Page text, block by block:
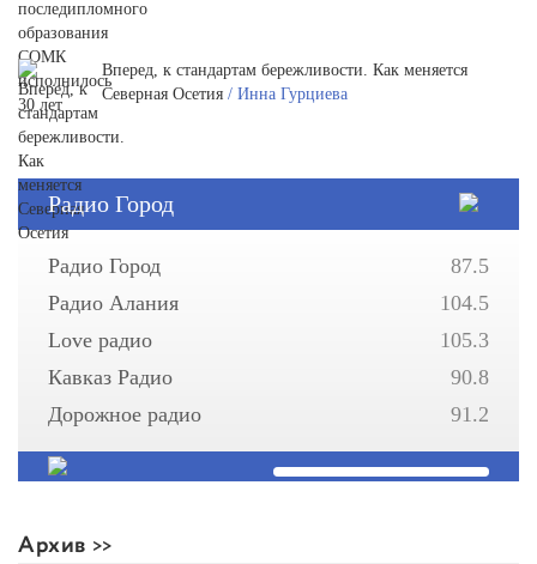
Вперед, к стандартам бережливости. Как меняется
Северная Осетия / Инна Гурциева
Радио Город
Радио Город
87.5
Радио Алания
104.5
Love радио
105.3
Кавказ Радио
90.8
Дорожное радио
91.2
Архив